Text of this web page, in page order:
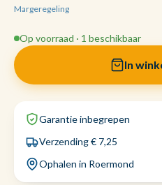
Margeregeling
Op voorraad · 1 beschikbaar
In
Garantie inbegrepen
Verzending € 7,25
Ophalen in Roermond